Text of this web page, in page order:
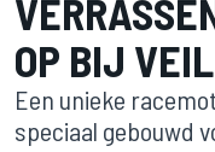
OP BIJ
Een unieke
speciaal gebouwd